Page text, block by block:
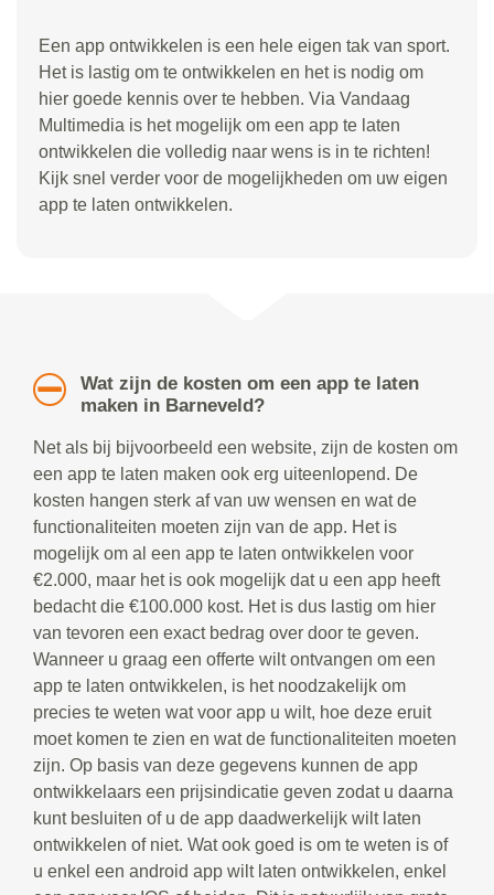
Een app ontwikkelen is een hele eigen tak van sport.
Het is lastig om te ontwikkelen en het is nodig om
hier goede kennis over te hebben. Via Vandaag
Multimedia is het mogelijk om een app te laten
ontwikkelen die volledig naar wens is in te richten!
Kijk snel verder voor de mogelijkheden om uw eigen
app te laten ontwikkelen.
Wat zijn de kosten om een app te laten
maken in Barneveld?
Net als bij bijvoorbeeld een website, zijn de kosten om
een app te laten maken ook erg uiteenlopend. De
kosten hangen sterk af van uw wensen en wat de
functionaliteiten moeten zijn van de app. Het is
mogelijk om al een app te laten ontwikkelen voor
€2.000, maar het is ook mogelijk dat u een app heeft
bedacht die €100.000 kost. Het is dus lastig om hier
van tevoren een exact bedrag over door te geven.
Wanneer u graag een offerte wilt ontvangen om een
app te laten ontwikkelen, is het noodzakelijk om
precies te weten wat voor app u wilt, hoe deze eruit
moet komen te zien en wat de functionaliteiten moeten
zijn. Op basis van deze gegevens kunnen de app
ontwikkelaars een prijsindicatie geven zodat u daarna
kunt besluiten of u de app daadwerkelijk wilt laten
ontwikkelen of niet. Wat ook goed is om te weten is of
u enkel een android app wilt laten ontwikkelen, enkel